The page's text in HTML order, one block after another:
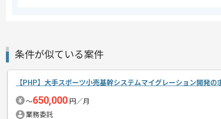
エージェントからのコ
週5日常駐での作業を想定しております
取引実績のある企業の案件です。
条件が似ている案件
【PHP】大手スポーツ小売基幹システムマイグレーション開発の
〜650,000 円／月
業務委託